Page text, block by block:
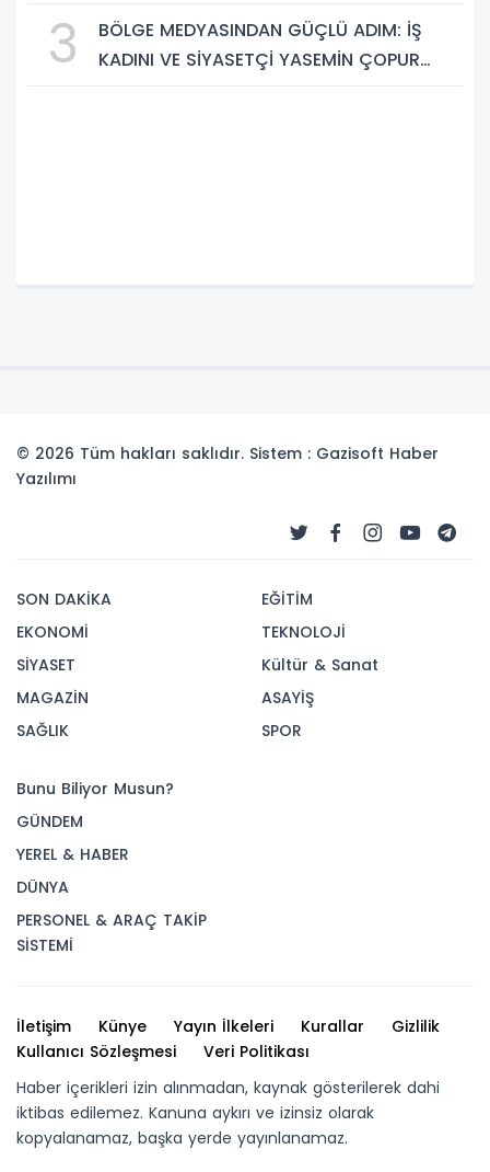
3
BÖLGE MEDYASINDAN GÜÇLÜ ADIM: İŞ
KADINI VE SİYASETÇİ YASEMİN ÇOPUR
© 2026 Tüm hakları saklıdır. Sistem : Gazisoft Haber
Yazılımı
SON DAKİKA
EKONOMİ
SİYASET
MAGAZİN
SAĞLIK
EĞİTİM
TEKNOLOJİ
Kültür & Sanat
ASAYİŞ
SPOR
Bunu Biliyor Musun?
GÜNDEM
YEREL & HABER
DÜNYA
PERSONEL & ARAÇ TAKİP
SİSTEMİ
İletişim Künye Yayın İlkeleri Kurallar
Gizlilik
Kullanıcı Sözleşmesi
Veri Politikası
Haber içerikleri izin alınmadan, kaynak gösterilerek dahi
iktibas edilemez. Kanuna aykırı ve izinsiz olarak
kopyalanamaz, başka yerde yayınlanamaz.